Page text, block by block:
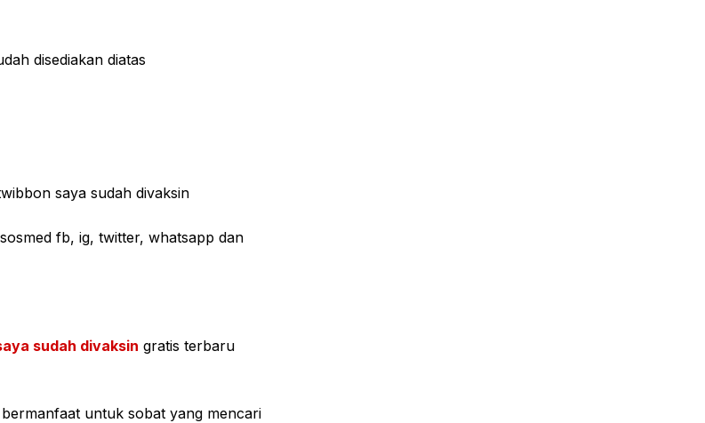
disediakan diatas
saya sudah divaksin
fb, ig, twitter, whatsapp dan
sudah divaksin gratis terbaru
untuk sobat yang mencari